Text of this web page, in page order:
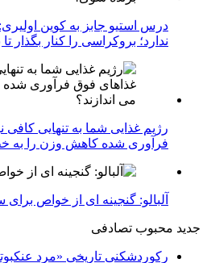
درس استیو جابز به کوین
ندارد؛ بروکراسی را کنار بگذار
رژیم غذایی شما به تنهایی
فرآوری شده کاهش وزن را به
آلبالو: گنجینه ای از خواص
جدید محبوب تصادفی